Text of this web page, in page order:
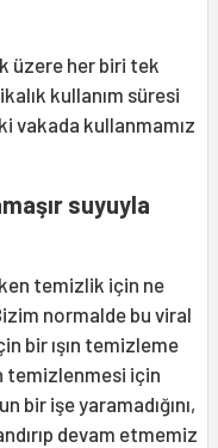
üzere her biri tek
kullanım süresi
vakada kullanmamız
suyuyla
temizlik için ne
normalde bu viral
bir ışın temizleme
temizlenmesi için
bir işe yaramadığını,
devam etmemiz